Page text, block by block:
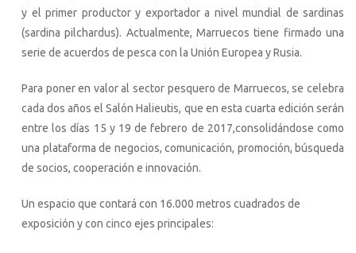
y el primer productor y exportador a nivel mundial de sardinas
(sardina pilchardus). Actualmente, Marruecos tiene firmado una
serie de acuerdos de pesca con la Unión Europea y Rusia.
Para poner en valor al sector pesquero de Marruecos, se celebra
cada dos años el Salón Halieutis, que en esta cuarta edición serán
entre los días 15 y 19 de febrero de 2017,consolidándose como
una plataforma de negocios, comunicación, promoción, búsqueda
de socios, cooperación e innovación.
Un espacio que contará con 16.000 metros cuadrados de
exposición y con cinco ejes principales: